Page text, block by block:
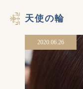
天使の輪
2020.06.26